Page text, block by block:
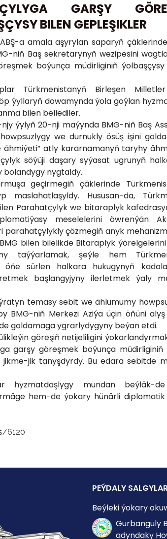
GARŞY
BILEN GEPLEŞIKLER
a amala aşyrylan saparyň
niň Baş sekretarynyň wezipesini
boýunça müdirliginiň
Türkmenistanyň Birleşen
ýyllaryň dowamynda ýola goýlan
bilen bellediler.
ýylyň 20-nji maýynda BMG-niň Baş
we durnukly ösüş işini
atly kararnamanyň taryhy
söýüji daşary syýasat ugrunyň
bolandygy nygtaldy.
geçirmegiň çäklerinde
maslahatlaşyldy. Hususan-da,
Parahatçylyk we bitaraplyk
meselelerini öwrenýän
parahatçylykly çözmegiň anyk
bilen bilelikde Bitaraplyk
taýýarlamak, şeýle hem
öňe sürlen halkara hukugynyň
başlangyjyny ilerletmek ýaly
temasy sebit we ählumumy
BMG-niň Merkezi Aziýa üçin öňüni
goldamaga ygrarlydygyny beýan etdi.
göreşiň netijeliligini
garşy göreşmek boýunça
jik tanyşdyrdy. Bu edara sebitde
hyzmatdaşlygy mundan beýläk-
hem-de ýokary hünärli
6120
PEÝDALY
Beýleki ýokary
Gurbanguly
adyndaky